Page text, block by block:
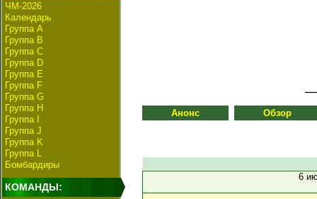
ЧМ-2026
Календарь
Группа А
Группа B
Группа C
Группа D
Группа E
Группа F
Группа G
Группа H
Группа I
Группа J
Группа K
Группа L
Бомбардиры
КОМАНДЫ:
Анонс Обзор
6